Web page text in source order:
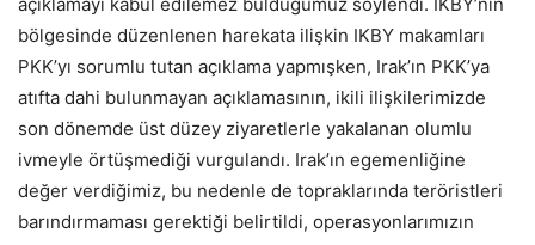
bölgesinde düzenlenen harekata ilişkin IKBY makamları
PKK’yı sorumlu tutan açıklama yapmışken, Irak’ın PKK’ya
atıfta dahi bulunmayan açıklamasının, ikili ilişkilerimizde
son dönemde üst düzey ziyaretlerle yakalanan olumlu
ivmeyle örtüşmediği vurgulandı. Irak’ın egemenliğine
değer verdiğimiz, bu nedenle de topraklarında teröristleri
barındırmaması gerektiği belirtildi, operasyonlarımızın